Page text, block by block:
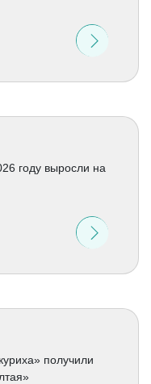
году выросли на
получили